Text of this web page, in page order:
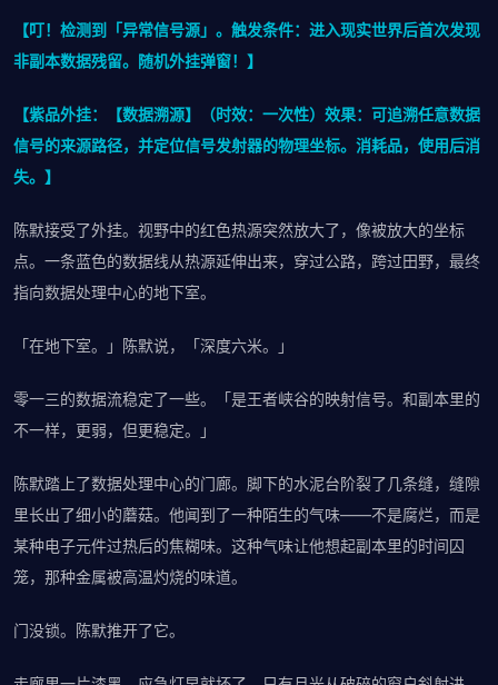
【叮！检测到「异常信号源」。触发条件：进入现实世界后首次发现
非副本数据残留。随机外挂弹窗！】
【紫品外挂：【数据溯源】（时效：一次性）效果：可追溯任意数据
信号的来源路径，并定位信号发射器的物理坐标。消耗品，使用后消
失。】
陈默接受了外挂。视野中的红色热源突然放大了，像被放大的坐标
点。一条蓝色的数据线从热源延伸出来，穿过公路，跨过田野，最终
指向数据处理中心的地下室。
「在地下室。」陈默说，「深度六米。」
零一三的数据流稳定了一些。「是王者峡谷的映射信号。和副本里的
不一样，更弱，但更稳定。」
陈默踏上了数据处理中心的门廊。脚下的水泥台阶裂了几条缝，缝隙
里长出了细小的蘑菇。他闻到了一种陌生的气味——不是腐烂，而是
某种电子元件过热后的焦糊味。这种气味让他想起副本里的时间囚
笼，那种金属被高温灼烧的味道。
门没锁。陈默推开了它。